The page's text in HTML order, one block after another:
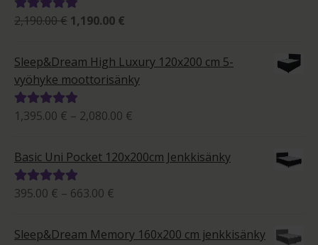
Arvostelu
2,190.00€ Alkuperäinen
2,190.00 €.
1,190.00 €
1,190.00 €.
Sleep&Dream High Luxury 120x200 cm 5-
vyöhyke moottorisänky
Arvostelu
1,395.00 € – 2,080.00 €
-
2,080.00 €
Basic Uni Pocket 120x200cm Jenkkisänky
Arvostelu
395.00 € – 663.00 €
Sleep&Dream Memory 160x200 cm jenkkisänky